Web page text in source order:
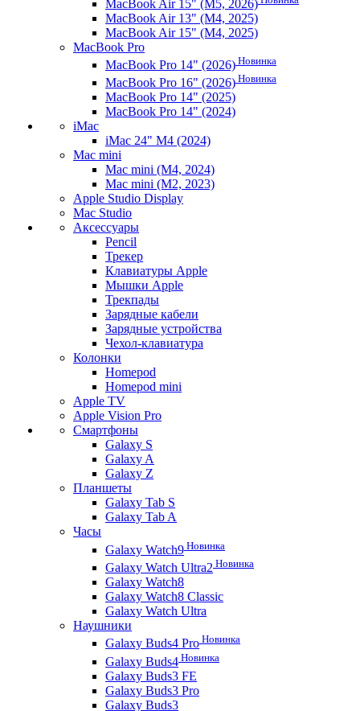
MacBook Air 15" (M5, 2026)
MacBook Air 13" (M4, 2025)
MacBook Air 15" (M4, 2025)
MacBook Pro
MacBook Pro 14" (2026) Новинка
MacBook Pro 16" (2026) Новинка
MacBook Pro 14" (2025)
MacBook Pro 14" (2024)
iMac
iMac 24" M4 (2024)
Mac mini
Mac mini (M4, 2024)
Mac mini (M2, 2023)
Apple Studio Display
Mac Studio
Аксессуары
Pencil
Трекер
Клавиатуры Apple
Мышки Apple
Трекпады
Зарядные кабели
Зарядные устройства
Чехол-клавиатура
Колонки
Homepod
Homepod mini
Apple TV
Apple Vision Pro
Смартфоны
Galaxy S
Galaxy A
Galaxy Z
Планшеты
Galaxy Tab S
Galaxy Tab A
Часы
Galaxy Watch9 Новинка
Galaxy Watch Ultra2 Новинка
Galaxy Watch8
Galaxy Watch8 Classic
Galaxy Watch Ultra
Наушники
Galaxy Buds4 Pro Новинка
Galaxy Buds4 Новинка
Galaxy Buds3 FE
Galaxy Buds3 Pro
Galaxy Buds3